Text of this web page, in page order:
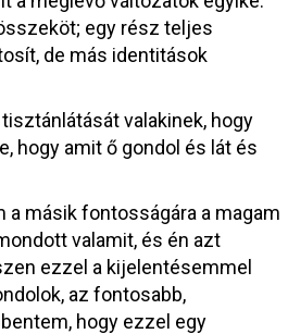
egy rész teljes
de más identitások
valakinek, hogy
hogy amit ő gondol és lát és
másik fontosságára a magam
valamit, és én azt
ezzel a kijelentésemmel
az fontosabb,
hogy ezzel egy